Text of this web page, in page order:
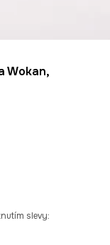
Wokan,
slevy: